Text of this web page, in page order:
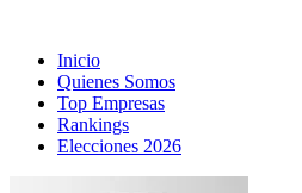
Inicio
Quienes Somos
Top Empresas
Rankings
Elecciones 2026